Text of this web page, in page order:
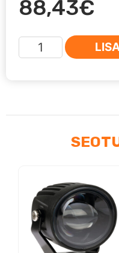
88,43€
LED
Udutuli